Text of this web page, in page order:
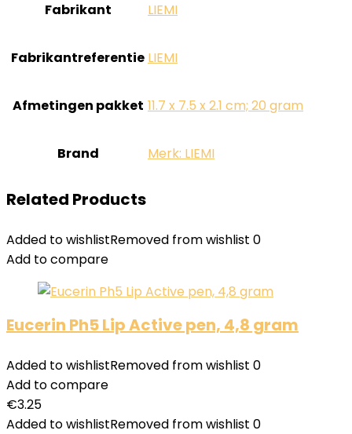
Fabrikant ‎LIEMI
Fabrikantreferentie ‎LIEMI
Afmetingen pakket ‎11.7 x 7.5 x 2.1 cm; 20 gram
Brand Merk: LIEMI
Related Products
Added to wishlistRemoved from wishlist 0
Add to compare
Eucerin Ph5 Lip Active pen, 4,8 gram
Added to wishlistRemoved from wishlist 0
Add to compare
€3.25
Added to wishlistRemoved from wishlist 0